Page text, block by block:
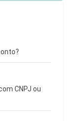
CNPJ ou